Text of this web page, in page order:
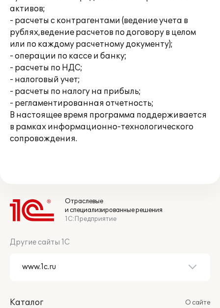
активов;
- расчеты с контрагентами (ведение учета в
рублях,ведение расчетов по договору в целом
или по каждому расчетному документу);
- операции по кассе и банку;
- расчеты по НДС;
- налоговый учет;
- расчеты по налогу на прибыль;
- регламентированная отчетность;
В настоящее время программа поддерживается
в рамках информационно-технологического
сопровождения.
Отраслевые
и специализированные решения
1С:Предприятие
Другие сайты 1С
Каталог
О сайте